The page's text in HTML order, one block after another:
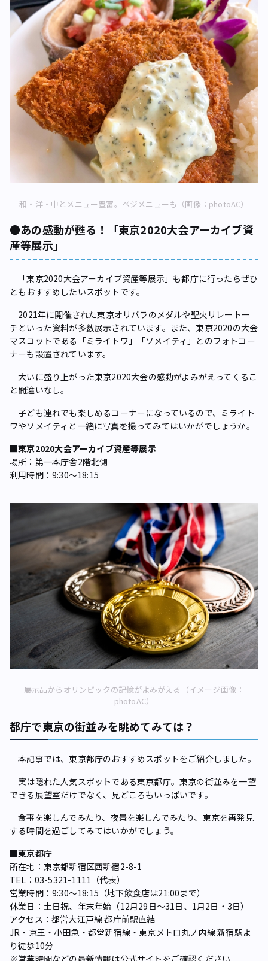
和・洋・中とメニュー豊富。ベジメニューも（画像：photoAC）
●あの感動が甦る！「東京2020大会アーカイブ資
産等展示」
「東京2020大会アーカイブ資産等展示」も都庁に行ったらぜひ
ともおすすめしたいスポットです。
2021年に開催された東京オリパラのメダルや聖火リレートー
チといった資料が多数展示されています。また、東京2020の大会
マスコットである「ミライトワ」「ソメイティ」とのフォトコー
ナーも設置されています。
大いに盛り上がった東京2020大会の感動がよみがえってくるこ
と間違いなし。
子ども連れでも楽しめるコーナーになっているので、ミライト
ワやソメイティと一緒に写真を撮ってみてはいかがでしょうか。
■東京2020大会アーカイブ資産等展示
場所：第一本庁舎2階北側
利用時間：9:30～18:15
展示品からオリンピックの記憶がよみがえる（イメージ画像：
photoAC）
都庁で東京の街並みを眺めてみては？
本記事では、東京都庁のおすすめスポットをご紹介しました。
実は隠れた人気スポットである東京都庁。東京の街並みを一望
できる展望室だけでなく、見どころもいっぱいです。
食事を楽しんでみたり、夜景を楽しんでみたり、東京を再発見
する時間を過ごしてみてはいかがでしょう。
■東京都庁
所在地：東京都新宿区西新宿2-8-1
TEL：03-5321-1111（代表）
営業時間：9:30～18:15（地下飲食店は21:00まで）
休業日：土日祝、年末年始（12月29日～31日、1月2日・3日）
アクセス：都営大江戸線 都庁前駅直結
JR・京王・小田急・都営新宿線・東京メトロ丸ノ内線 新宿駅よ
り徒歩10分